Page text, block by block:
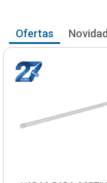
Ofertas